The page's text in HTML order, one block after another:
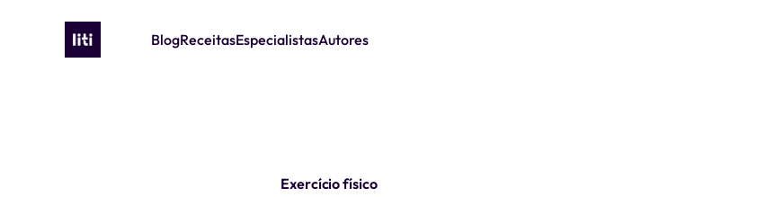
BlogReceitasEspecialistasAutores
Exercício físico